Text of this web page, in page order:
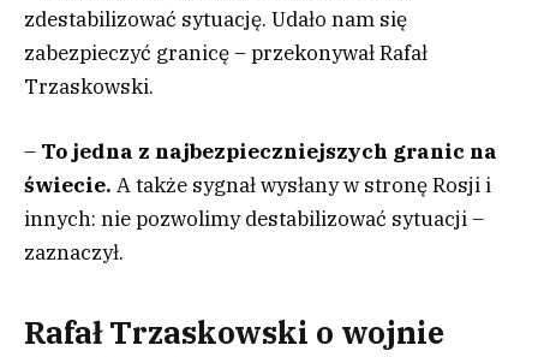
zdestabilizować sytuację. Udało nam się
zabezpieczyć granicę – przekonywał Rafał
Trzaskowski.
– To jedna z najbezpieczniejszych granic na
świecie. A także sygnał wysłany w stronę Rosji i
innych: nie pozwolimy destabilizować sytuacji –
zaznaczył.
Rafał Trzaskowski o wojnie